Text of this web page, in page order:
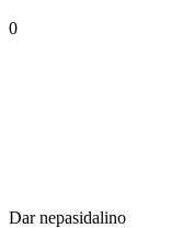
0
Dar nepasidalino